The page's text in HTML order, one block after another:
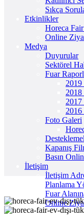
Sıkça
Etkinlikler
Horeca
Online
Medya
Duyurular
Sektörel
Fuar
2019
2018
2017
2016
Foto Galeri
Kapanış
Basın
İletişim
İletişim
Planlama
Fuar
Online